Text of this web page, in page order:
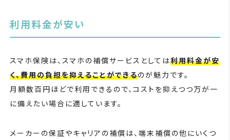
利用料金が安い
スマホ保険は、スマホの補償サービスとしては利用料金が安
く、費用の負担を抑えることができるのが魅力です。
月額数百円ほどで利用できるので、コストを抑えつつ万が一
に備えたい場合に適しています。
メーカーの保証やキャリアの補償は、端末補償の他にいくつ